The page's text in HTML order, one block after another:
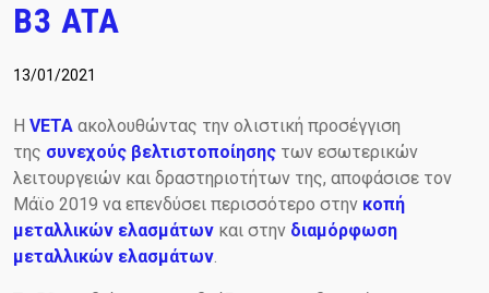
B3 ATA
13/01/2021
Η VETA ακολουθώντας την ολιστική προσέγγιση
της συνεχούς βελτιστοποίησης των εσωτερικών
λειτουργειών και δραστηριοτήτων της, αποφάσισε τον
Μάϊο 2019 να επενδύσει περισσότερο στην κοπή
μεταλλικών ελασμάτων και στην διαμόρφωση
μεταλλικών ελασμάτων.